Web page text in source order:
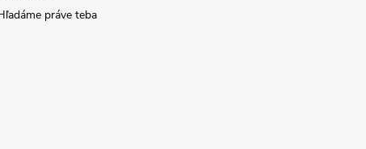
práve teba